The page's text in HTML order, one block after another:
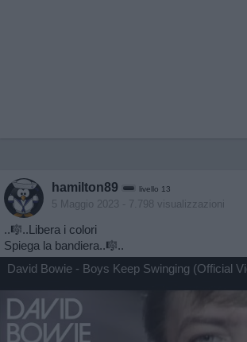
hamilton89 livello 13
5 Maggio 2023 - 7.798 visualizzazioni
..🎼..Libera i colori
Spiega la bandiera..🎼..
David Bowie - Boys Keep Swinging (Official